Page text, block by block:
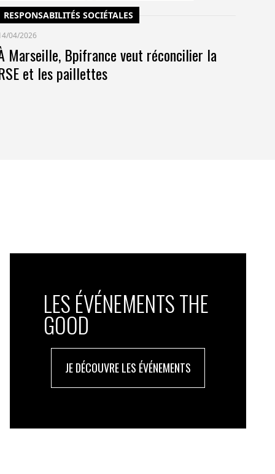
RESPONSABILITÉS SOCIÉTALES
04/2026
Marseille, Bpifrance veut réconcilier la
et les paillettes
LES ÉVÉNEMENTS THE
GOOD
JE DÉCOUVRE LES ÉVÉNEMENTS